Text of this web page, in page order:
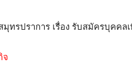
ทรปราการ เรื่อง รับสมัครบุคคล
จ